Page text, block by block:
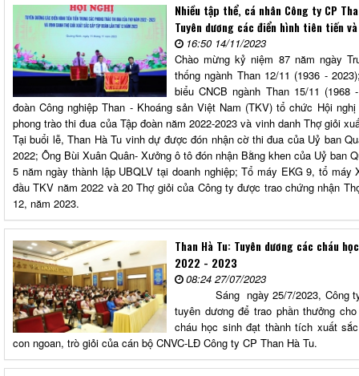
Nhiều tập thể, cá nhân Công ty CP
Tuyên dương các điển hình tiên tiến
16:50 14/11/2023
Chào mừng kỷ niệm 87 năm ngày
thống ngành Than 12/11 (1936 -
biểu CNCB ngành Than 15/11
đoàn Công nghiệp Than - Khoáng sản Việt Nam (TKV) tổ chức Hội
phong trào thi đua của Tập đoàn năm 2022-2023 và vinh danh Thợ giỏi
Tại buổi lễ, Than Hà Tu vinh dự được đón nhận cờ thi đua của Uỷ ban
2022; Ông Bùi Xuân Quân- Xưởng ô tô đón nhận Bằng khen của Uỷ ban
5 năm ngày thành lập UBQLV tại doanh nghiệp; Tổ máy EKG 9, tổ máy
đầu TKV năm 2022 và 20 Thợ giỏi của Công ty được trao chứng nhận
12, năm 2023.
Than Hà Tu: Tuyên dương các cháu
2022 - 2023
08:24 27/07/2023
Sáng ngày 25/7/2023, Công ty
tuyên dương để trao phần thưởng
cháu học sinh đạt thành tích xuất
con ngoan, trò giỏi của cán bộ CNVC-LĐ Công ty CP Than Hà Tu.